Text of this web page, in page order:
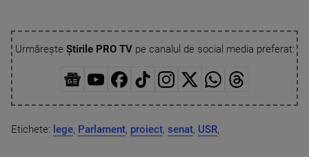
Urmărește Știrile PRO TVpe canalul de social media preferat:
Etichete: lege, Parlament, proiect, senat, USR,